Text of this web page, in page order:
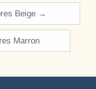
Beige →
Marron